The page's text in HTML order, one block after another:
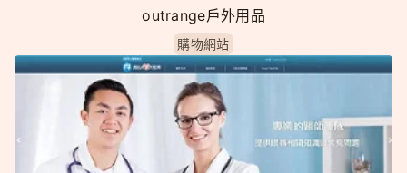
outrange戶外用品
購物網站